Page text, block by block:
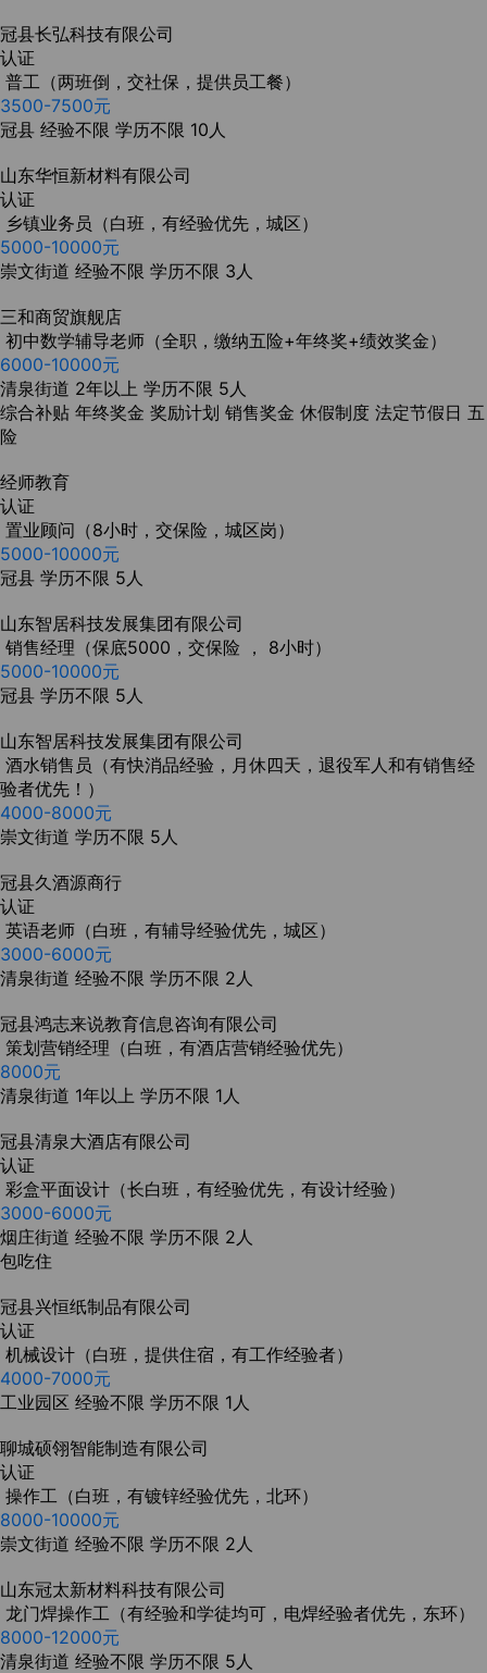
冠县长弘科技有限公司
认证
普工（两班倒，交社保，提供员工餐）
3500-7500元
冠县 经验不限 学历不限 10人
山东华恒新材料有限公司
认证
乡镇业务员（白班，有经验优先，城区）
5000-10000元
崇文街道 经验不限 学历不限 3人
三和商贸旗舰店
初中数学辅导老师（全职，缴纳五险+年终奖+绩效奖金）
6000-10000元
清泉街道 2年以上 学历不限 5人
综合补贴 年终奖金 奖励计划 销售奖金 休假制度 法定节假日 五
险
经师教育
认证
置业顾问（8小时，交保险，城区岗）
5000-10000元
冠县 学历不限 5人
山东智居科技发展集团有限公司
销售经理（保底5000，交保险 ， 8小时）
5000-10000元
冠县 学历不限 5人
山东智居科技发展集团有限公司
酒水销售员（有快消品经验，月休四天，退役军人和有销售经
验者优先！）
4000-8000元
崇文街道 学历不限 5人
冠县久酒源商行
认证
英语老师（白班，有辅导经验优先，城区）
3000-6000元
清泉街道 经验不限 学历不限 2人
冠县鸿志来说教育信息咨询有限公司
策划营销经理（白班，有酒店营销经验优先）
8000元
清泉街道 1年以上 学历不限 1人
冠县清泉大酒店有限公司
认证
彩盒平面设计（长白班，有经验优先，有设计经验）
3000-6000元
烟庄街道 经验不限 学历不限 2人
包吃住
冠县兴恒纸制品有限公司
认证
机械设计（白班，提供住宿，有工作经验者）
4000-7000元
工业园区 经验不限 学历不限 1人
聊城硕翎智能制造有限公司
认证
操作工（白班，有镀锌经验优先，北环）
8000-10000元
崇文街道 经验不限 学历不限 2人
山东冠太新材料科技有限公司
龙门焊操作工（有经验和学徒均可，电焊经验者优先，东环）
8000-12000元
清泉街道 经验不限 学历不限 5人